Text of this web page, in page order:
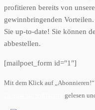
profitieren bereits von
gewinnbringenden
Sie up-to-date! Sie können
abbestellen.
[mailpoet_form id="1"]
Mit dem Klick auf „Abonnieren!“
gelesen